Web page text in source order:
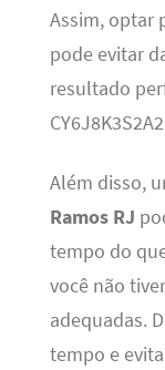
Assim, optar
pode evitar
resultado
Além disso,
Ramos RJ
tempo do
você não
adequadas.
tempo e